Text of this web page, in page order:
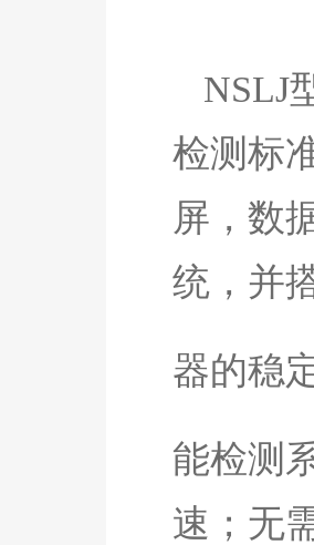
NSLJ
检测标
屏，数
统，并
器的稳
能检测
速；无